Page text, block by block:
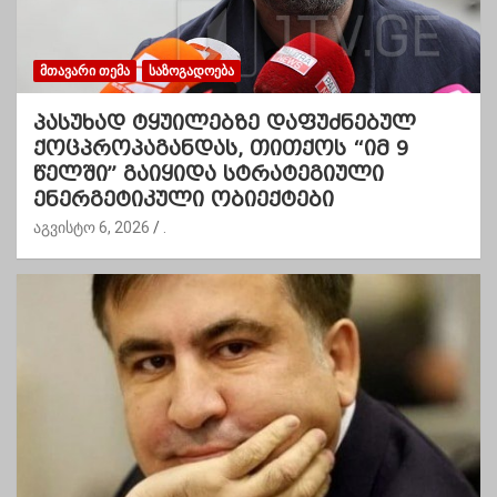
ᲛᲗᲐᲕᲐᲠᲘ ᲗᲔᲛᲐ ᲡᲐᲖᲝᲒᲐᲓᲝᲔᲑᲐ
პასუხად ტყუილებზე დაფუძნებულ
ქოცპროპაგანდას, თითქოს “იმ 9
წელში” გაიყიდა სტრატეგიული
ენერგეტიკული ობიექტები
აგვისტო 6, 2026 .